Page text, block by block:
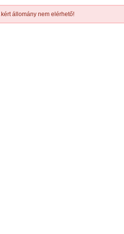
állomány nem elérhető!